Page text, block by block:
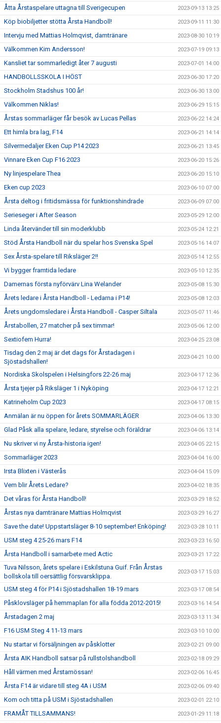
Åtta Årstaspelare uttagna till Sverigecupen 2023-09-13 13:25
Köp biobiljetter stötta Årsta Handboll! 2023-09-11 11:30
Intervju med Mattias Holmqvist, damtränare 2023-08-30 10:19
Välkommen Kim Andersson! 2023-07-19 09:13
Kansliet tar sommarledigt åter 7 augusti 2023-07-01 14:00
HANDBOLLSSKOLA I HÖST 2023-06-30 17:20
Stockholm Stadshus 100 år! 2023-06-30 13:00
Välkommen Niklas! 2023-06-29 15:15
Årstas sommarläger får besök av Lucas Pellas 2023-06-22 14:24
Ett himla bra lag, F14 2023-06-21 14:14
Silvermedaljer Eken Cup P14 2023 2023-06-21 13:45
Vinnare Eken Cup F16 2023 2023-06-20 15:26
Ny linjespelare Thea 2023-06-20 15:10
Eken cup 2023 2023-06-10 07:00
Årsta deltog i fritidsmässa för funktionshindrade 2023-06-09 07:00
Serieseger i After Season 2023-05-29 12:00
Linda återvänder till sin moderklubb 2023-05-24 12:21
Stöd Årsta Handboll när du spelar hos Svenska Spel 2023-05-16 14:07
Sex Årsta-spelare till Riksläger 2!! 2023-05-14 12:55
Vi bygger framtida ledare 2023-05-10 12:35
Damernas första nyförvärv Lina Welander 2023-05-08 15:30
Årets ledare i Årsta Handboll - Ledarna i P14! 2023-05-08 12:03
Årets ungdomsledare i Årsta Handboll - Casper Siltala 2023-05-07 11:46
Årstabollen, 27 matcher på sex timmar! 2023-05-06 12:00
Sextiofem Hurra! 2023-04-25 23:08
Tisdag den 2 maj är det dags för Årstadagen i
Sjöstadshallen!
2023-04-21 10:00
Nordiska Skolspelen i Helsingfors 22-26 maj 2023-04-17 12:36
Årsta tjejer på Riksläger 1 i Nyköping 2023-04-17 12:21
Katrineholm Cup 2023 2023-04-17 08:15
Anmälan är nu öppen för årets SOMMARLÄGER 2023-04-06 13:30
Glad Påsk alla spelare, ledare, styrelse och föräldrar 2023-04-06 13:14
Nu skriver vi ny Årsta-historia igen! 2023-04-05 22:15
Sommarläger 2023 2023-04-04 16:00
Irsta Blixten i Västerås 2023-04-04 15:09
Vem blir Årets Ledare? 2023-04-02 18:35
Det våras för Årsta Handboll! 2023-03-29 18:52
Årstas nya damtränare Mattias Holmqvist 2023-03-29 16:27
Save the date! Uppstartsläger 8-10 september! Enköping! 2023-03-28 10:11
USM steg 4 25-26 mars F14 2023-03-23 16:50
Årsta Handboll i samarbete med Actic 2023-03-21 17:22
Tuva Nilsson, årets spelare i Eskilstuna Guif. Från Årstas
bollskola till oersättlig försvarsklippa.
2023-03-17 15:03
USM steg 4 för P14 i Sjöstadshallen 18-19 mars 2023-03-17 08:54
Påsklovsläger på hemmaplan för alla födda 2012-2015! 2023-03-16 14:54
Årstadagen 2 maj 2023-03-13 11:34
F16 USM Steg 4 11-13 mars 2023-03-10 10:00
Nu startar vi försäljningen av påsklotter 2023-02-21 09:00
Årsta AIK Handboll satsar på rullstolshandboll 2023-02-18 09:29
Håll värmen med Årstamössan! 2023-02-06 16:45
Årsta F14 är vidare till steg 4A i USM 2023-02-06 09:40
Kom och titta på USM i Sjöstadshallen 2023-02-01 22:10
FRAMÅT TILLSAMMANS! 2023-01-29 11:18